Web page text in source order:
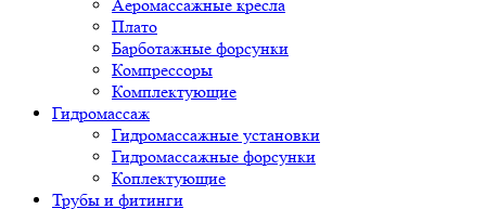
Аеромассажные кресла
Плато
Барботажные форсунки
Компрессоры
Комплектующие
Гидромассаж
Гидромассажные установки
Гидромассажные форсунки
Коплектующие
Трубы и фитинги